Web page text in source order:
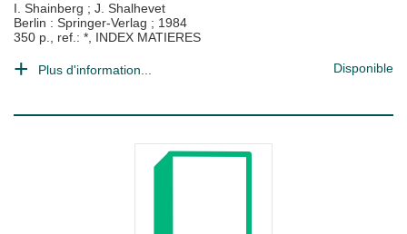
I. Shainberg ; J. Shalhevet
Berlin : Springer-Verlag ; 1984
350 p., ref.: *, INDEX MATIERES
Plus d'information... Disponible